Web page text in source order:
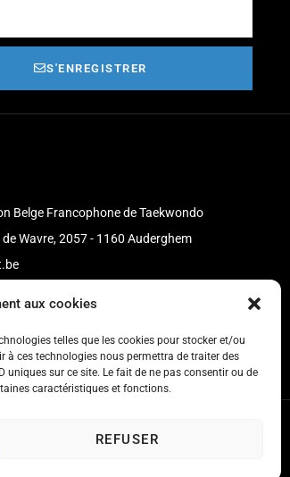
aux cookies
telles que les cookies pour stocker et/ou
à ces technologies nous permettra de traiter des
sur ce site. Le fait de ne pas consentir ou de
caractéristiques et fonctions.
REFUSER
S'ENREGISTRER
Belge Francophone de Taekwondo
de Wavre, 2057 - 1160 Auderghem